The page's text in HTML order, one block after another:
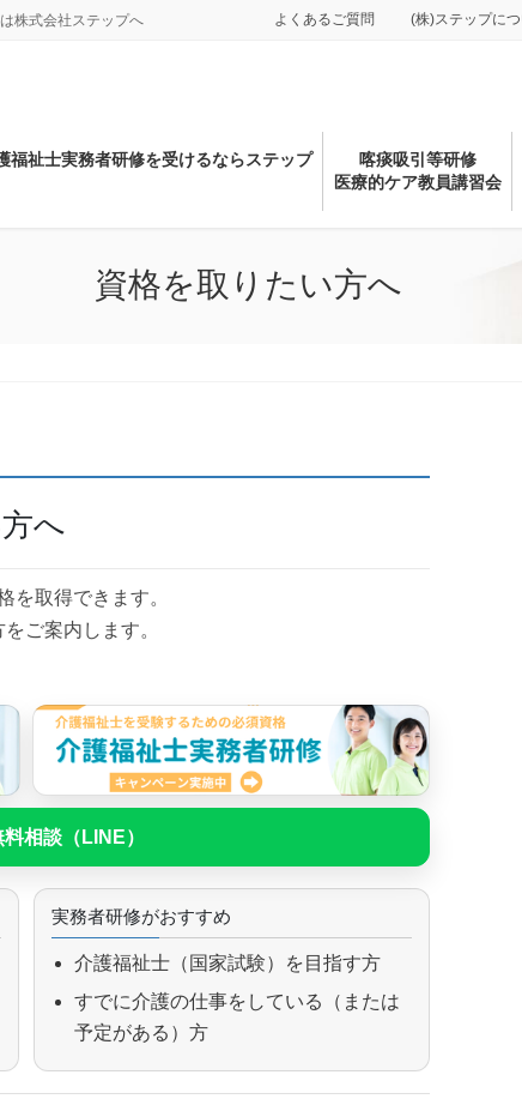
株式会社ステップへ よくあるご質問 (株)ステップに
福祉士実務者研修を受けるならステップ
喀痰吸引等研修
医療的ケア教員講習会
資格を取りたい方へ
へ
を取得できます。
ご案内します。
相談（LINE）
実務者研修がおすすめ
介護福祉士（国家試験）を目指す方
すでに介護の仕事をしている（または
予定がある）方